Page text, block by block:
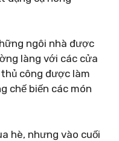
ngôi nhà được
làng với các cửa
công được làm
chế biến các món
hè, nhưng vào cuối